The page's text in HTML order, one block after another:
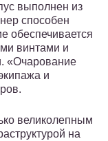
выполнен из
способен
обеспечивается
винтами и
«Очарование
и
великолепным
на